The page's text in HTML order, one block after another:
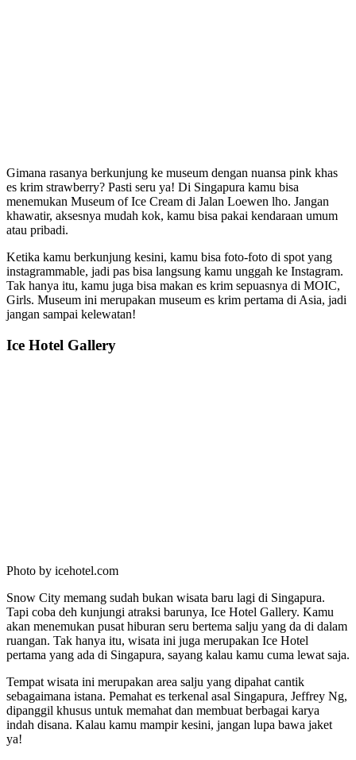
Gimana rasanya berkunjung ke museum dengan nuansa pink khas
es krim strawberry? Pasti seru ya! Di Singapura kamu bisa
menemukan Museum of Ice Cream di Jalan Loewen lho. Jangan
khawatir, aksesnya mudah kok, kamu bisa pakai kendaraan umum
atau pribadi.
Ketika kamu berkunjung kesini, kamu bisa foto-foto di spot yang
instagrammable, jadi pas bisa langsung kamu unggah ke Instagram.
Tak hanya itu, kamu juga bisa makan es krim sepuasnya di MOIC,
Girls. Museum ini merupakan museum es krim pertama di Asia, jadi
jangan sampai kelewatan!
Ice Hotel Gallery
Photo by icehotel.com
Snow City memang sudah bukan wisata baru lagi di Singapura.
Tapi coba deh kunjungi atraksi barunya, Ice Hotel Gallery. Kamu
akan menemukan pusat hiburan seru bertema salju yang da di dalam
ruangan. Tak hanya itu, wisata ini juga merupakan Ice Hotel
pertama yang ada di Singapura, sayang kalau kamu cuma lewat saja.
Tempat wisata ini merupakan area salju yang dipahat cantik
sebagaimana istana. Pemahat es terkenal asal Singapura, Jeffrey Ng,
dipanggil khusus untuk memahat dan membuat berbagai karya
indah disana. Kalau kamu mampir kesini, jangan lupa bawa jaket
ya!